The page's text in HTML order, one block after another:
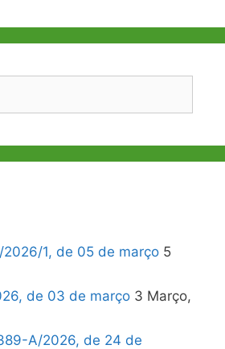
2026/1, de 05 de março 5
de 03 de março 3 Março,
A/2026, de 24 de